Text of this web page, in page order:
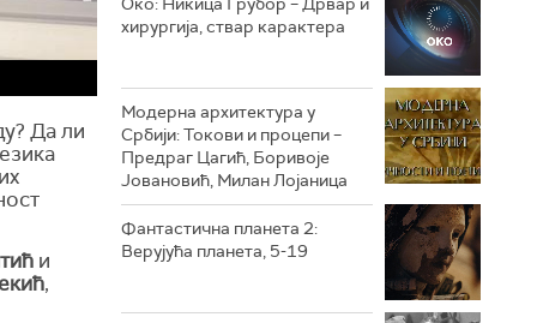
Да ли
и
,
РТС ТРЕЗОР
РТС МУЗИКА
РТС ПОЛЕТАРАЦ
хирургија, ствар карактера
Модерна архитектура у
Србији: Токови и процепи –
Предраг Цагић, Боривоје
Јовановић, Милан Лојаница
Фантастична планета 2:
Верујућа планета, 5-19